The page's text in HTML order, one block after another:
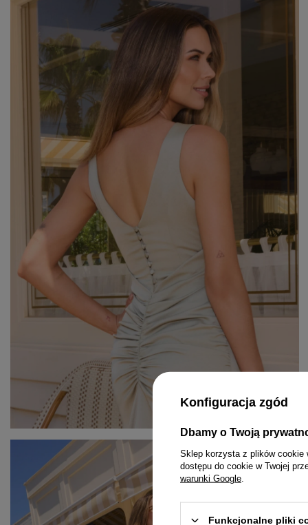
KOMPLETY
KOMBINEZONY
T-SHIRTY
PASKI
BIŻUTERIA
GUMKI DO WŁOSÓW
MINI
MIDI
MAXI
Konfiguracja zgód
Dbamy o Twoją
Sklep korzysta z plików cookie
dostępu do cookie w Twojej
warunki Google
Funkcjonalne pliki